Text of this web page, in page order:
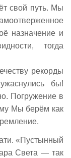
свой путь. Мы
назначение и
тогда
рекорды
бы!
Погружение в
Мы берём как
«Пустынный
Света — так